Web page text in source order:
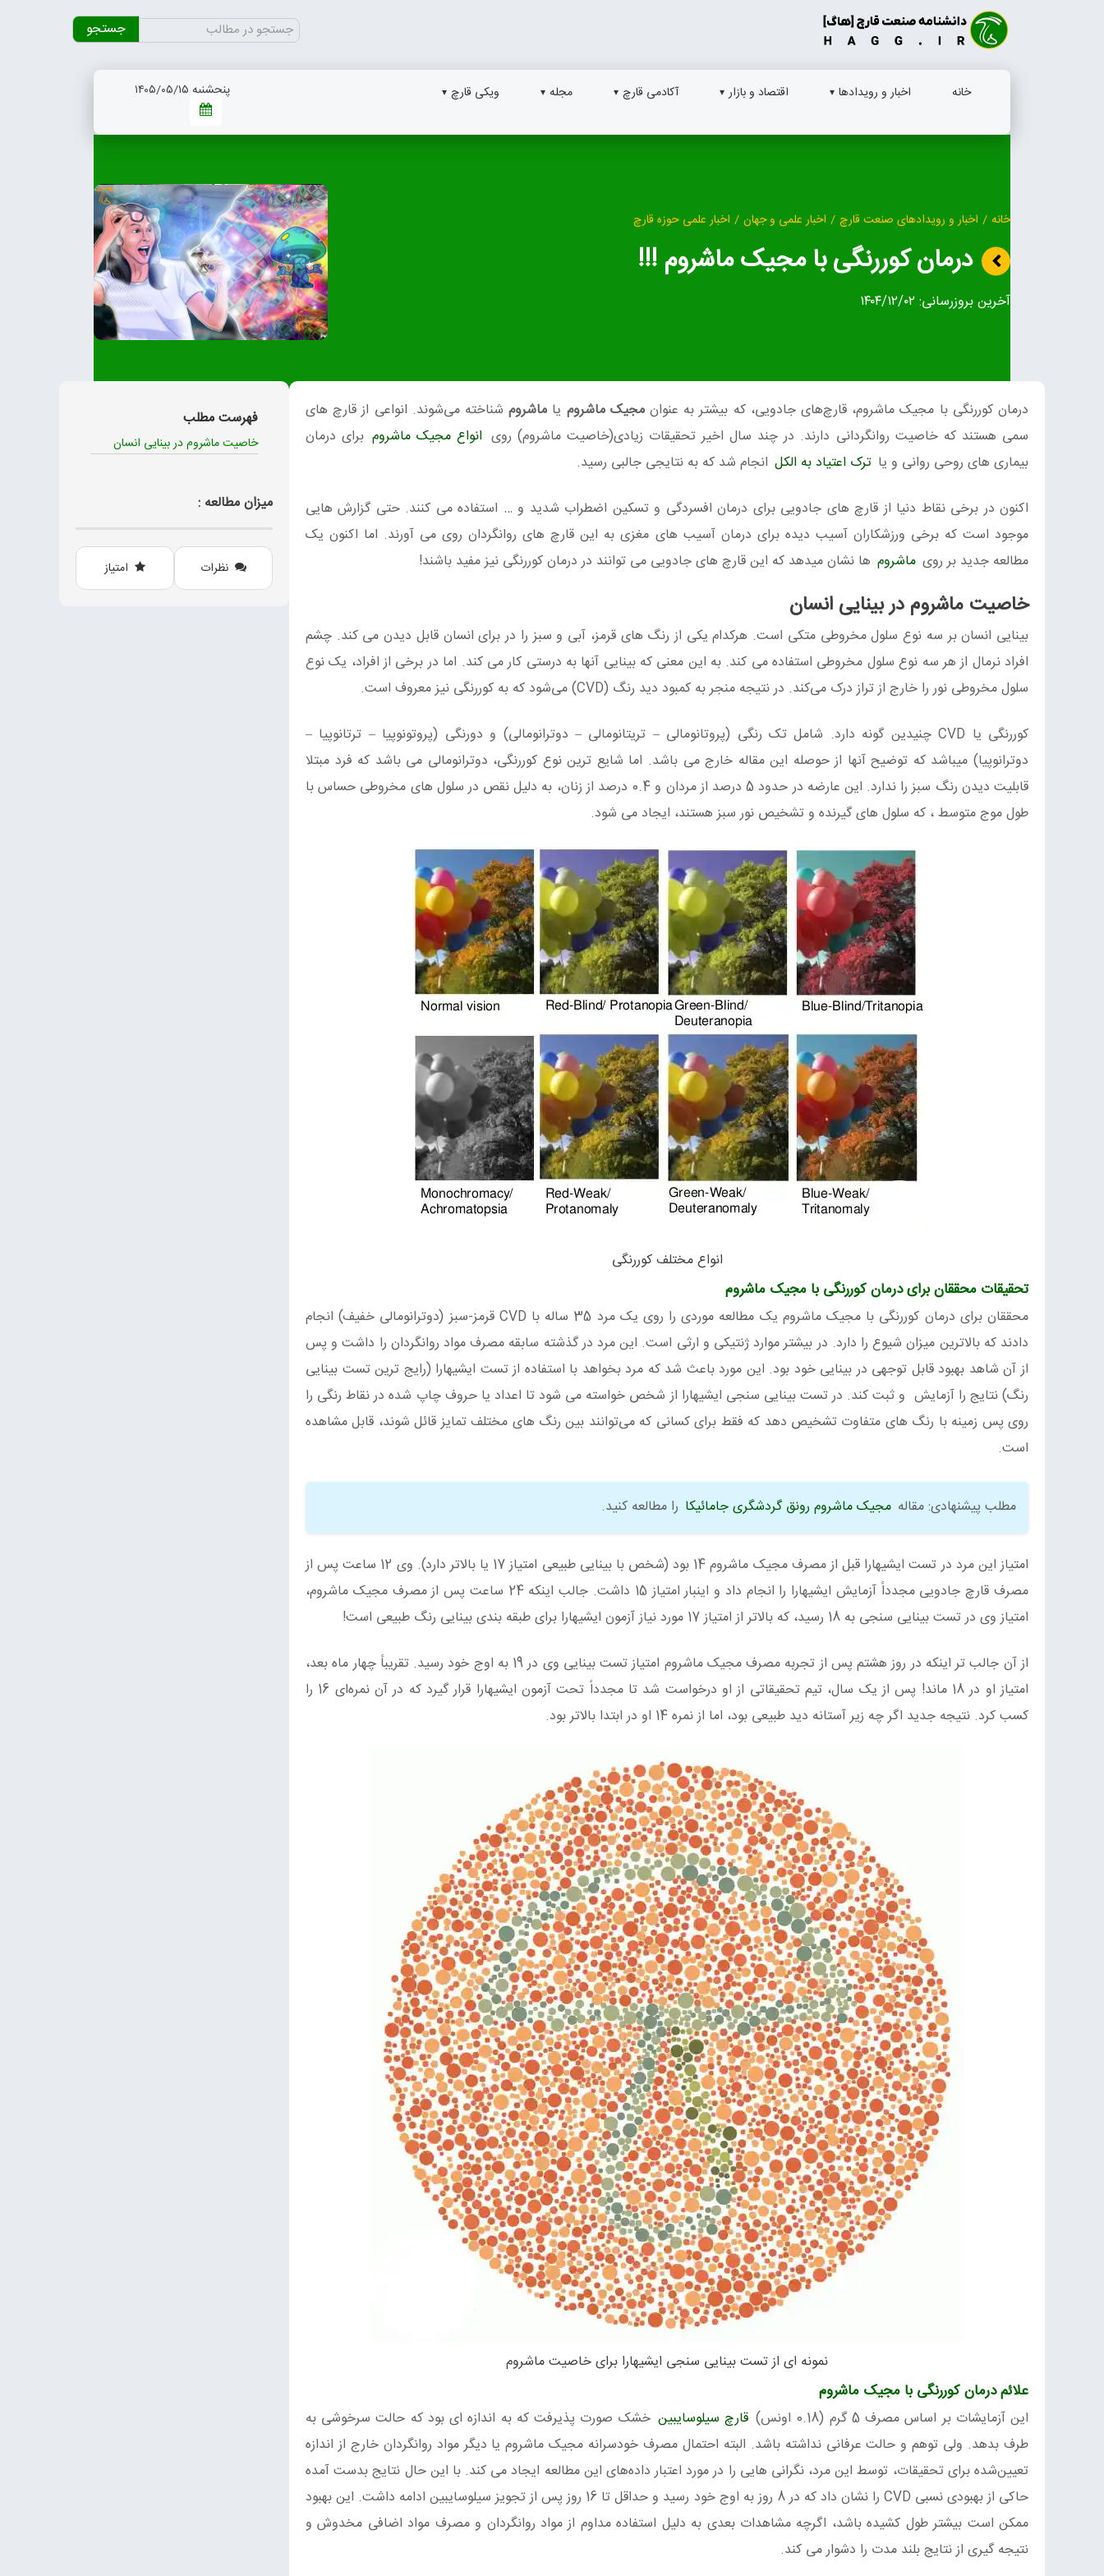
جستجو
برای:
خانه اخبار و رویدادها اقتصاد و بازار آکادمی قارچ مجله ویکی قارچ پنجشنبه ۱۴۰۵/۰۵/۱۵
خانه / اخبار و رویدادهای صنعت قارچ / اخبار علمی و جهان / اخبار علمی حوزه قارچ
درمان کوررنگی با مجیک ماشروم !!!
آخرین بروزرسانی: ۱۴۰۴/۱۲/۰۲
درمان کوررنگی با مجیک ماشروم، قارچ‌های جادویی، که بیشتر به عنوانمجیک ماشروم یا ماشرومشناخته می‌شوند. انواعی از قارچ های
سمی هستند که خاصیت روانگردانی دارند. در چند سال اخیر تحقیقات زیادی(خاصیت ماشروم) روی انواع مجیک ماشروم برای درمان
بیماری های روحی روانی و یا ترک اعتیاد به الکل انجام شد که به نتایجی جالبی رسید.
اکنون در برخی نقاط دنیا از قارچ های جادویی برای درمان افسردگی و تسکین اضطراب شدید و … استفاده می کنند. حتی گزارش هایی
موجود است که برخی ورزشکاران آسیب دیده برای درمان آسیب های مغزی به این قارچ های روانگردان روی می آورند. اما اکنون یک
مطالعه جدید بر روی ماشروم ها نشان میدهد که این قارچ های جادویی می توانند در درمان کوررنگی نیز مفید باشند!
خاصیت ماشروم در بینایی انسان
بینایی انسان بر سه نوع سلول مخروطی متکی است. هرکدام یکی از رنگ های قرمز، آبی و سبز را در برای انسان قابل دیدن می کند. چشم
افراد نرمال از هر سه نوع سلول مخروطی استفاده می کند. به این معنی که بینایی آنها به درستی کار می کند. اما در برخی از افراد، یک نوع
سلول مخروطی نور را خارج از تراز درک می‌کند. در نتیجه منجر به کمبود دید رنگ (CVD) می‌شود که به کوررنگی نیز معروف است.
کوررنگی یا CVD چنیدین گونه دارد. شامل تک رنگی (پروتانومالی – تریتانومالی – دوترانومالی) و دورنگی (پروتونوپیا – ترتانوپیا –
دوترانوپیا) میباشد که توضیح آنها از حوصله این مقاله خارج می باشد. اما شایع ترین نوع کوررنگی، دوترانومالی می باشد که فرد مبتلا
قابلیت دیدن رنگ سبز را ندارد. این عارضه در حدود 5 درصد از مردان و 0.4 درصد از زنان، به دلیل نقص در سلول های مخروطی حساس با
طول موج متوسط ، که سلول های گیرنده و تشخیص نور سبز هستند، ایجاد می شود.
انواع مختلف کوررنگی
تحقیقات محققان برای درمان کوررنگی با مجیک ماشروم
محققان برای درمان کوررنگی با مجیک ماشروم یک مطالعه موردی را روی یک مرد 35 ساله با CVD قرمز-سبز (دوترانومالی خفیف) انجام
دادند که بالاترین میزان شیوع را دارد. در بیشتر موارد ژنتیکی و ارثی است. این مرد در گذشته سابقه مصرف مواد روانگردان را داشت و پس
از آن شاهد بهبود قابل توجهی در بینایی خود بود. این مورد باعث شد که مرد بخواهد با استفاده از تست ایشیهارا (رایج ترین تست بینایی
رنگ) نتایج را آزمایش و ثبت کند. در تست بینایی سنجی ایشیهارا از شخص خواسته می شود تا اعداد یا حروف چاپ شده در نقاط رنگی را
روی پس زمینه با رنگ های متفاوت تشخیص دهد که فقط برای کسانی که می‌توانند بین رنگ‌ های مختلف تمایز قائل شوند، قابل مشاهده
است.
مطلب پیشنهادی: مقاله مجیک ماشروم رونق گردشگری جامائیکا را مطالعه کنید.
امتیاز این مرد در تست ایشیهارا قبل از مصرف مجیک ماشروم 14 بود (شخص با بینایی طبیعی امتیاز 17 یا بالاتر دارد). وی 12 ساعت پس از
مصرف قارچ جادویی مجدداً آزمایش ایشیهارا را انجام داد و اینبار امتیاز 15 داشت. جالب اینکه 24 ساعت پس از مصرف مجیک ماشروم،
امتیاز وی در تست بینایی سنجی به 18 رسید، که بالاتر از امتیاز 17 مورد نیاز آزمون ایشیهارا برای طبقه بندی بینایی رنگ طبیعی است!
از آن جالب تر اینکه در روز هشتم پس از تجربه مصرف مجیک ماشروم امتیاز تست بینایی وی در 19 به اوج خود رسید. تقریباً چهار ماه بعد،
امتیاز او در 18 ماند! پس از یک سال، تیم تحقیقاتی از او درخواست شد تا مجدداً تحت آزمون ایشیهارا قرار گیرد که در آن نمره‌ای 16 را
کسب کرد. نتیجه جدید اگر چه زیر آستانه دید طبیعی بود، اما از نمره 14 او در ابتدا بالاتر بود.
نمونه ای از تست بینایی سنجی ایشیهارا برای خاصیت ماشروم
علائم درمان کوررنگی با مجیک ماشروم
این آزمایشات بر اساس مصرف 5 گرم (0.18 اونس) قارچ سیلوسایبین خشک صورت پذیرفت که به اندازه ای بود که حالت سرخوشی به
طرف بدهد. ولی توهم و حالت عرفانی نداشته باشد. البته احتمال مصرف خودسرانه مجیک ماشروم یا دیگر مواد روانگردان خارج از اندازه
تعیین‌شده برای تحقیقات، توسط این مرد، نگرانی هایی را در مورد اعتبار داده‌های این مطالعه ایجاد می کند. با این حال نتایج بدست آمده
حاکی از بهبودی نسبی CVD را نشان داد که در 8 روز به اوج خود رسید و حداقل تا 16 روز پس از تجویز سیلوسایبین ادامه داشت. این بهبود
ممکن است بیشتر طول کشیده باشد، اگرچه مشاهدات بعدی به دلیل استفاده مداوم از مواد روانگردان و مصرف مواد اضافی مخدوش و
نتیجه گیری از نتایج بلند مدت را دشوار می کند.
فهرست مطلب
خاصیت ماشروم در بینایی انسان
میزان مطالعه :
نظرات امتیاز